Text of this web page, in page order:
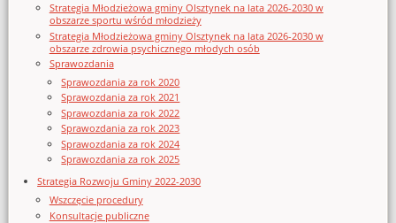
Strategia Młodzieżowa gminy Olsztynek na lata 2026-2030 w
obszarze sportu wśród młodzieży
Strategia Młodzieżowa gminy Olsztynek na lata 2026-2030 w
obszarze zdrowia psychicznego młodych osób
Sprawozdania
Sprawozdania za rok 2020
Sprawozdania za rok 2021
Sprawozdania za rok 2022
Sprawozdania za rok 2023
Sprawozdania za rok 2024
Sprawozdania za rok 2025
Strategia Rozwoju Gminy 2022-2030
Wszczęcie procedury
Konsultacje publiczne